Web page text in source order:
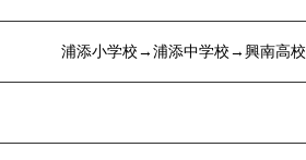
浦添小学校→浦添中学校→興南高校